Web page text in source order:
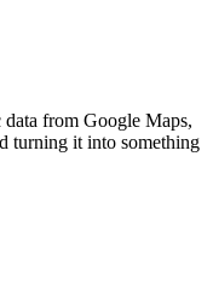
from Google Maps,
turning it into something